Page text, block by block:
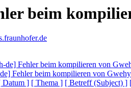
beim
de] Fehler beim kompilieren von
Fehler beim kompilieren von
Datum ] [ Thema ] [ Betreff (Subject) ]